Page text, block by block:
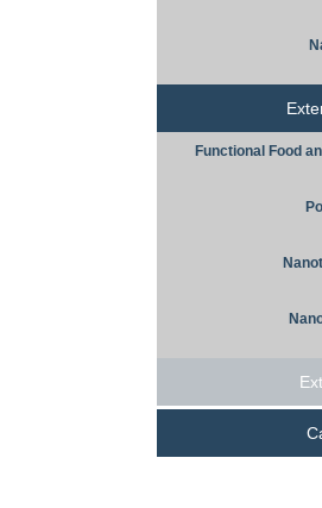
Functional Food